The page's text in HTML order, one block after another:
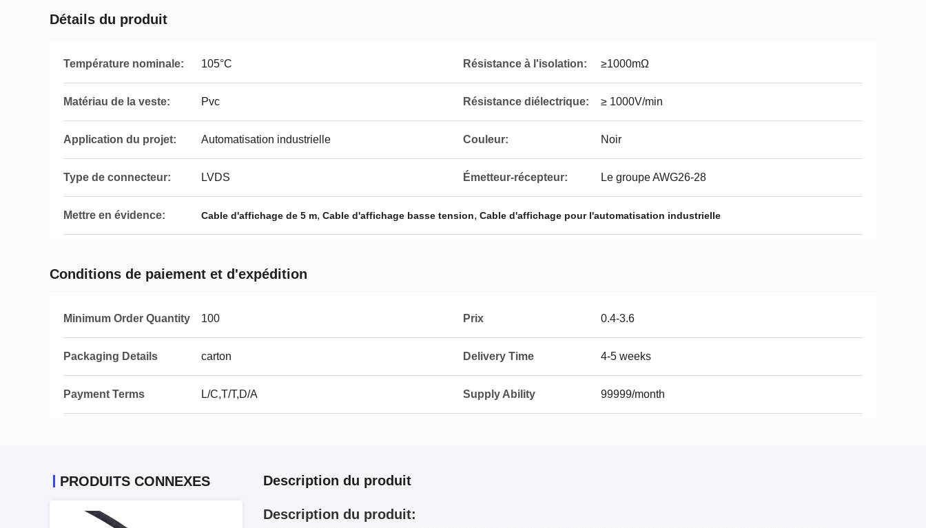
Détails du produit
Température nominale: 105°C Résistance à l'isolation: ≥1000mΩ
Matériau de la veste: Pvc Résistance diélectrique: ≥ 1000V/min
Application du projet: Automatisation industrielle Couleur: Noir
Type de connecteur: LVDS Émetteur-récepteur: Le groupe AWG26-28
Mettre en évidence: Cable d'affichage de 5 m, Cable d'affichage basse tension, Cable d'affichage pour l'automatisation industrielle
Conditions de paiement et d'expédition
Minimum Order Quantity 100 Prix 0.4-3.6
Packaging Details carton Delivery Time 4-5 weeks
Payment Terms L/C,T/T,D/A Supply Ability 99999/month
PRODUITS CONNEXES Description du produit
Description du produit: